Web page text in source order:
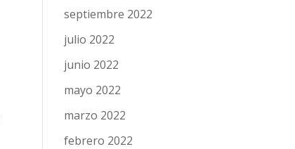
septiembre 2022
julio 2022
junio 2022
mayo 2022
marzo 2022
febrero 2022